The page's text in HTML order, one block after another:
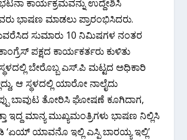
ಕಾರ್ಯಕ್ರಮವನ್ನು ಉದ್ದೇಶಿಸಿ
ಭಾಷಣ ಮಾಡಲು ಪ್ರಾರಂಭಿಸಿದರು.
ಸುಮಾರು 10 ನಿಮಿಷಗಳ ನಂತರ
ಪಕ್ಷದ ಕಾರ್ಯಕರ್ತರು ಕುಳಿತು
ಬೇರೊಬ್ಬ ಎಸ್.ಪಿ ಮಟ್ಟದ ಅಧಿಕಾರಿ
ಆ ಸ್ಥಳದಲ್ಲಿ ಯಾರೋ ನಾಲೈದು
ಬಾವುಟ ತೋರಿಸಿ ಘೋಷಣೆ ಕೂಗಿದಾಗ,
ಇದ್ದ ಮಾನ್ಯ ಮುಖ್ಯಮಂತ್ರಿಗಳು ಭಾಷಣ ನಿಲ್ಲಿಸಿ
‘ಏಯ್ ಯಾವನೊ ಇಲ್ಲಿ ಎಸ್ಪಿ ಬಾರಯ್ಯ ಇಲ್ಲಿ’